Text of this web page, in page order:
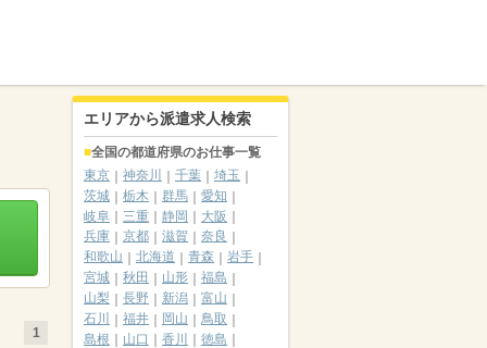
1
エリアから派遣求人検索
全国の都道府県のお仕事一覧
東京
神奈川 千葉
埼玉
茨城
栃木 群馬
愛知
岐阜
三重 静岡
大阪
兵庫
京都 滋賀
奈良
和歌山
北海道 青森
岩手
宮城
秋田 山形
福島
山梨
長野 新潟
富山
石川
福井 岡山
鳥取
島根
山口 香川
徳島